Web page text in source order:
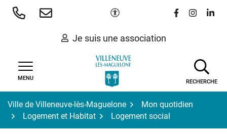
Aller
Paramètres d'accessibilité
Lien vers le
Lien vers
Lien
Je suis une association
MENU
RECHERCHE
Ville de Villeneuve-lès-Maguelone
Mon quotidien
Logement et Habitat
Logement social